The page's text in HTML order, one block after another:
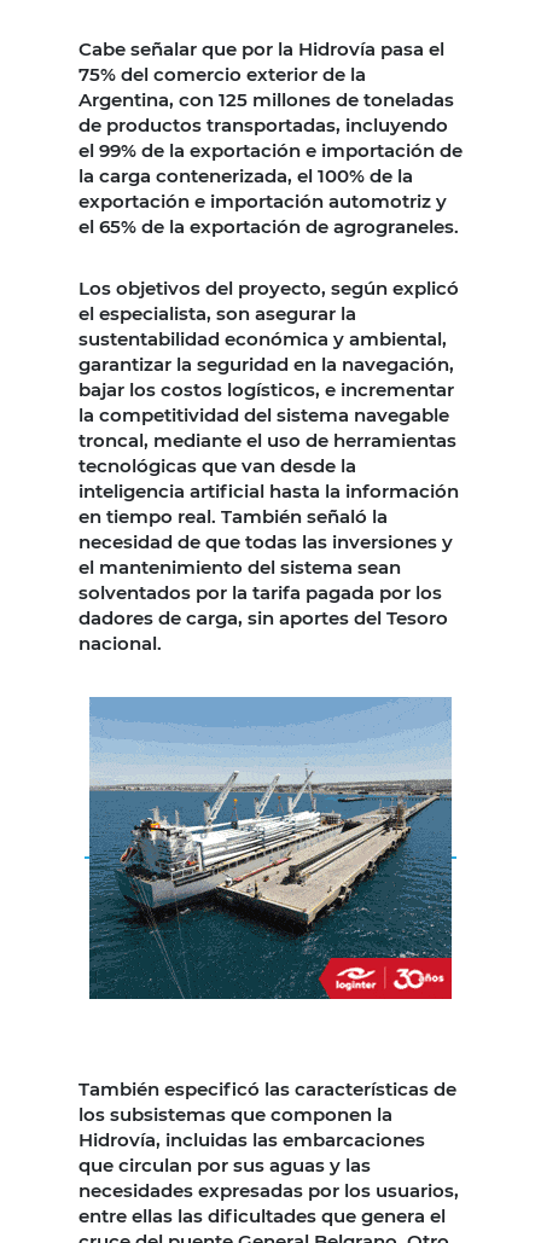
Cabe señalar que por la Hidrovía pasa el
75% del comercio exterior de la
Argentina, con 125 millones de toneladas
de productos transportadas, incluyendo
el 99% de la exportación e importación de
la carga contenerizada, el 100% de la
exportación e importación automotriz y
el 65% de la exportación de agrograneles.
Los objetivos del proyecto, según explicó
el especialista, son asegurar la
sustentabilidad económica y ambiental,
garantizar la seguridad en la navegación,
bajar los costos logísticos, e incrementar
la competitividad del sistema navegable
troncal, mediante el uso de herramientas
tecnológicas que van desde la
inteligencia artificial hasta la información
en tiempo real. También señaló la
necesidad de que todas las inversiones y
el mantenimiento del sistema sean
solventados por la tarifa pagada por los
dadores de carga, sin aportes del Tesoro
nacional.
También especificó las características de
los subsistemas que componen la
Hidrovía, incluidas las embarcaciones
que circulan por sus aguas y las
necesidades expresadas por los usuarios,
entre ellas las dificultades que genera el